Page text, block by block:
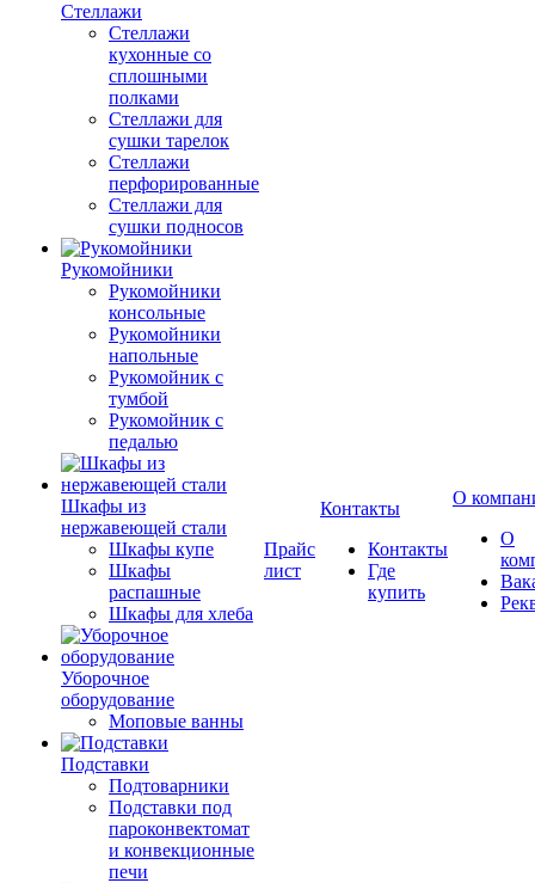
Стеллажи
Стеллажи
кухонные со
сплошными
полками
Стеллажи для
сушки тарелок
Стеллажи
перфорированные
Стеллажи для
сушки подносов
Рукомойники
Рукомойники
консольные
Рукомойники
напольные
Рукомойник с
тумбой
Рукомойник с
педалью
Шкафы из
нержавеющей стали
Шкафы купе
Шкафы
распашные
Шкафы для хлеба
Уборочное
оборудование
Моповые ванны
Подставки
Подтоварники
Подставки под
пароконвектомат
и конвекционные
печи
Прайс
лист
Контакты
Контакты
Где
купить
О
О